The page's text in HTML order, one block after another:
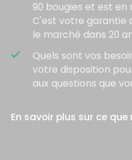
90 bougies et est en
C'est votre garantie
le marché dans 20
check
Quels sont vos
votre disposition
aux questions que
En savoir plus sur ce